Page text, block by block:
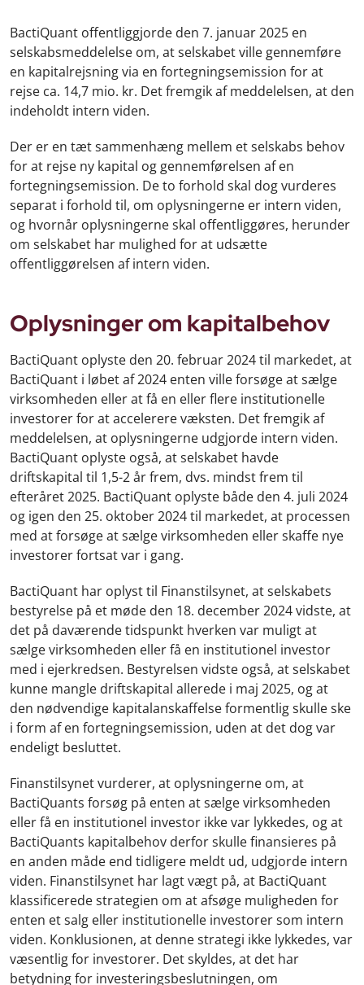
BactiQuant offentliggjorde den 7. januar 2025 en
selskabsmeddelelse om, at selskabet ville gennemføre
en kapitalrejsning via en fortegningsemission for at
rejse ca. 14,7 mio. kr. Det fremgik af meddelelsen, at den
indeholdt intern viden.
Der er en tæt sammenhæng mellem et selskabs behov
for at rejse ny kapital og gennemførelsen af en
fortegningsemission. De to forhold skal dog vurderes
separat i forhold til, om oplysningerne er intern viden,
og hvornår oplysningerne skal offentliggøres, herunder
om selskabet har mulighed for at udsætte
offentliggørelsen af intern viden.
Oplysninger om kapitalbehov
BactiQuant oplyste den 20. februar 2024 til markedet, at
BactiQuant i løbet af 2024 enten ville forsøge at sælge
virksomheden eller at få en eller flere institutionelle
investorer for at accelerere væksten. Det fremgik af
meddelelsen, at oplysningerne udgjorde intern viden.
BactiQuant oplyste også, at selskabet havde
driftskapital til 1,5-2 år frem, dvs. mindst frem til
efteråret 2025. BactiQuant oplyste både den 4. juli 2024
og igen den 25. oktober 2024 til markedet, at processen
med at forsøge at sælge virksomheden eller skaffe nye
investorer fortsat var i gang.
BactiQuant har oplyst til Finanstilsynet, at selskabets
bestyrelse på et møde den 18. december 2024 vidste, at
det på daværende tidspunkt hverken var muligt at
sælge virksomheden eller få en institutionel investor
med i ejerkredsen. Bestyrelsen vidste også, at selskabet
kunne mangle driftskapital allerede i maj 2025, og at
den nødvendige kapitalanskaffelse formentlig skulle ske
i form af en fortegningsemission, uden at det dog var
endeligt besluttet.
Finanstilsynet vurderer, at oplysningerne om, at
BactiQuants forsøg på enten at sælge virksomheden
eller få en institutionel investor ikke var lykkedes, og at
BactiQuants kapitalbehov derfor skulle finansieres på
en anden måde end tidligere meldt ud, udgjorde intern
viden. Finanstilsynet har lagt vægt på, at BactiQuant
klassificerede strategien om at afsøge muligheden for
enten et salg eller institutionelle investorer som intern
viden. Konklusionen, at denne strategi ikke lykkedes, var
væsentlig for investorer. Det skyldes, at det har
betydning for investeringsbeslutningen, om